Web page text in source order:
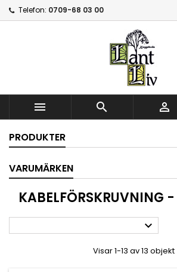
Telefon: 0709-68 03 00
  
PRODUKTER
VARUMÄRKEN
KABELFÖRSKRUVNING

Visar 1-13 av 13 objekt